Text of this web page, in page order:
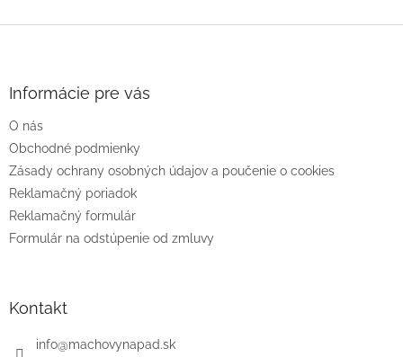
e
Informácie pre vás
O nás
Obchodné podmienky
Zásady ochrany osobných údajov a poučenie o cookies
Reklamačný poriadok
Reklamačný formulár
Formulár na odstúpenie od zmluvy
Kontakt
info@machovynapad.sk